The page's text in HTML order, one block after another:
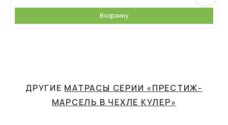
В корзину
ДРУГИЕ МАТРАСЫ СЕРИИ «ПРЕСТИЖ-
МАРСЕЛЬ В ЧЕХЛЕ КУЛЕР»